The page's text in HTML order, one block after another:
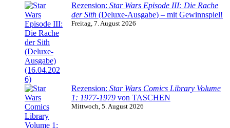
Rezension: Star Wars Episode III: Die Rache
der Sith (Deluxe-Ausgabe) – mit Gewinnspiel!
Freitag, 7. August 2026
Rezension: Star Wars Comics Library Volume
1: 1977-1979 von TASCHEN
Mittwoch, 5. August 2026